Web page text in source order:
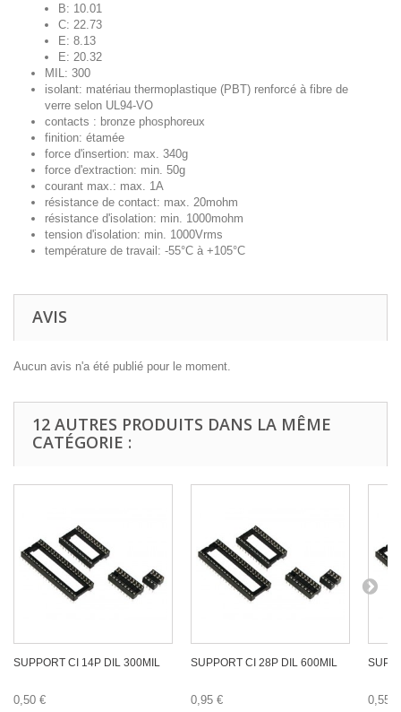
B: 10.01
C: 22.73
E: 8.13
E: 20.32
MIL: 300
isolant: matériau thermoplastique (PBT) renforcé à fibre de
verre selon UL94-VO
contacts : bronze phosphoreux
finition: étamée
force d'insertion: max. 340g
force d'extraction: min. 50g
courant max.: max. 1A
résistance de contact: max. 20mohm
résistance d'isolation: min. 1000mohm
tension d'isolation: min. 1000Vrms
température de travail: -55°C à +105°C
AVIS
Aucun avis n'a été publié pour le moment.
12 AUTRES PRODUITS DANS LA MÊME
CATÉGORIE :
SUPPORT CI 14P DIL 300MIL
0,50 €
SUPPORT CI 28P DIL 600MIL
0,95 €
0,55 €